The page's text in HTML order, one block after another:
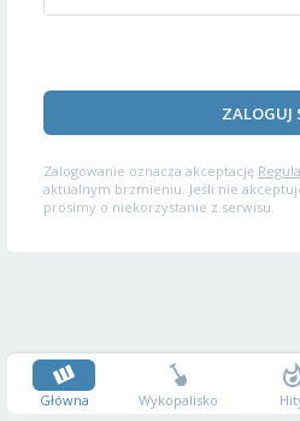
ZALOGUJ
Zalogowanie oznacza akceptację
aktualnym brzmieniu. Jeśli nie
prosimy o niekorzystanie z serwisu.
Główna Wykopalisko